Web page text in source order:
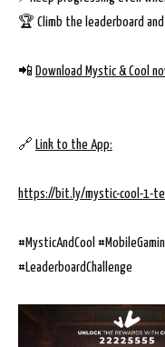
🏆 Climb the leaderboard
📲 Download Mystic & Cool
🔗 Link to the App:
https://bit.ly/mystic-cool-1-tel
#MysticAndCool
#LeaderboardChallenge